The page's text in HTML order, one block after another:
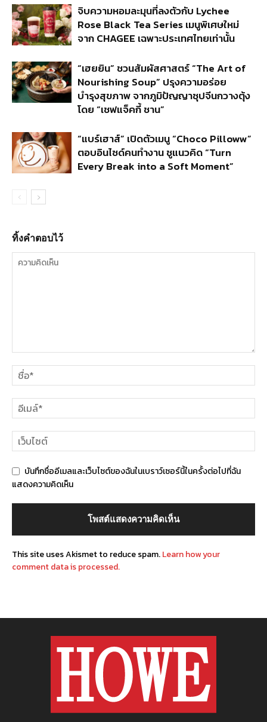
จิบความหอมละมุนที่ลงตัวกับ Lychee
Rose Black Tea Series เมนูพิเศษใหม่
จาก CHAGEE เฉพาะประเทศไทยเท่านั้น
“เฮยยิน” ชวนสัมผัสศาสตร์ “The Art of
Nourishing Soup” ปรุงความอร่อย
บำรุงสุขภาพ จากภูมิปัญญาซุปจีนกวางตุ้ง
โดย “เชฟแจ็คกี้ ชาน”
“แบร์เฮาส์” เปิดตัวเมนู “Choco Pilloww”
ตอบอินไซด์คนทำงาน ชูแนวคิด “Turn
Every Break into a Soft Moment”
ทิ้งคำตอบไว้
บันทึกชื่ออีเมลและเว็บไซต์ของฉันในเบราว์เซอร์นี้ในครั้งต่อไปที่ฉัน
แสดงความคิดเห็น
This site uses Akismet to reduce spam.Learn how your
comment data is processed.